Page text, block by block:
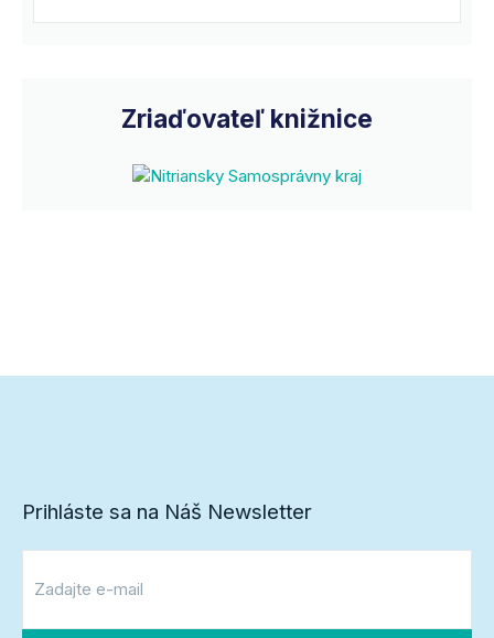
Zriaďovateľ knižnice
Prihláste sa na Náš Newsletter